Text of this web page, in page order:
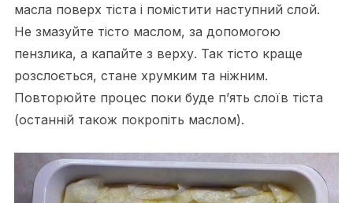
масла поверх тіста і помістити наступний слой.
Не змазуйте тісто маслом, за допомогою
пензлика, а капайте з верху. Так тісто краще
розслоється, стане хрумким та ніжним.
Повторюйте процес поки буде п’ять слоїв тіста
(останній також покропіть маслом).